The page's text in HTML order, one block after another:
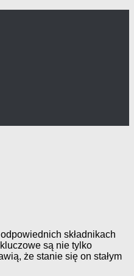
składnikach
są nie tylko
że stanie się on stałym